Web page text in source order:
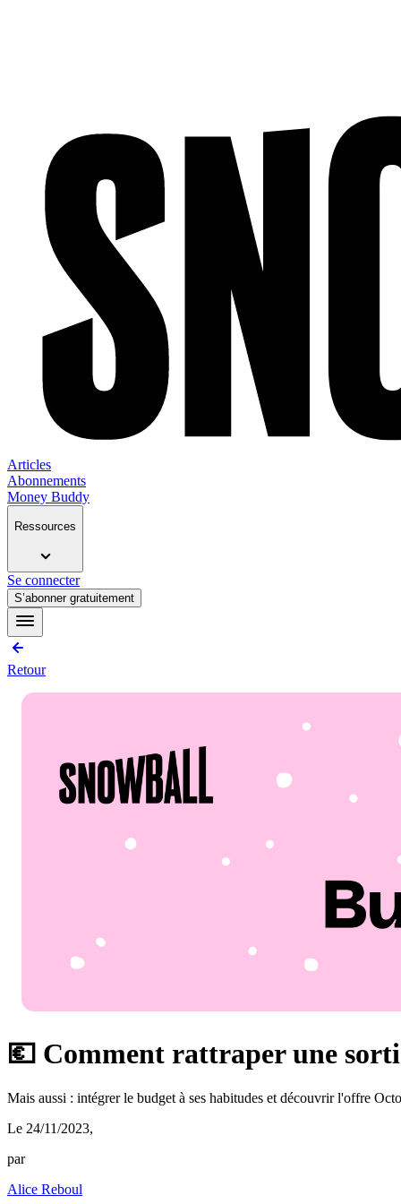
Articles
Abonnements
Money Buddy
Ressources
Se connecter
S’abonner gratuitement
Retour
💶 Comment rattraper une
Mais aussi : intégrer le budget à ses habitudes et découvrir l'offre
Le 24/11/2023,
par
Alice Reboul